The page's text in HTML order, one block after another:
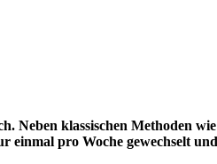
Neben klassischen Methoden
pro Woche gewechselt